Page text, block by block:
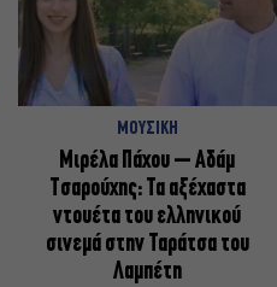
ΜΟΥΣΙΚΗ
Μιρέλα Πάχου – Αδάμ
Τσαρούχης: Τα αξέχαστα
ντουέτα του ελληνικού
σινεμά στην Ταράτσα του
Λαμπέτη